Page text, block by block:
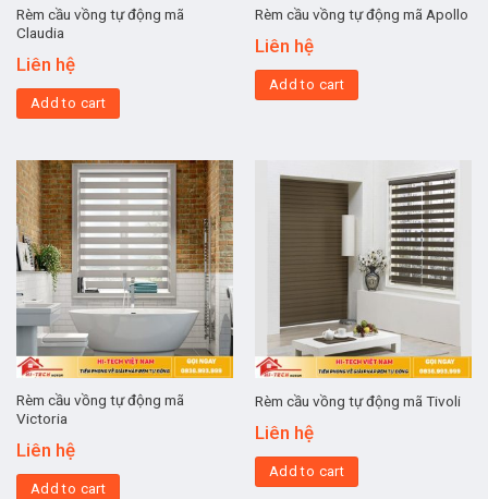
Rèm cầu vồng tự động mã
Claudia
Liên hệ
Add to cart
Rèm cầu vồng tự động mã Apollo
Liên hệ
Add to cart
Rèm cầu vồng tự động mã
Victoria
Liên hệ
Add to cart
Rèm cầu vồng tự động mã Tivoli
Liên hệ
Add to cart